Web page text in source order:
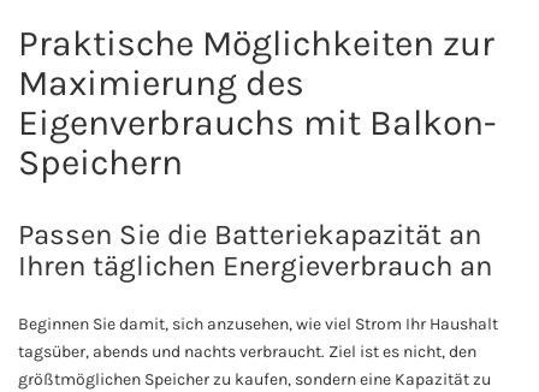
Praktische Möglichkeiten zur
Maximierung des
Eigenverbrauchs mit Balkon-
Speichern
Passen Sie die Batteriekapazität an
Ihren täglichen Energieverbrauch an
Beginnen Sie damit, sich anzusehen, wie viel Strom Ihr Haushalt
tagsüber, abends und nachts verbraucht. Ziel ist es nicht, den
größtmöglichen Speicher zu kaufen, sondern eine Kapazität zu